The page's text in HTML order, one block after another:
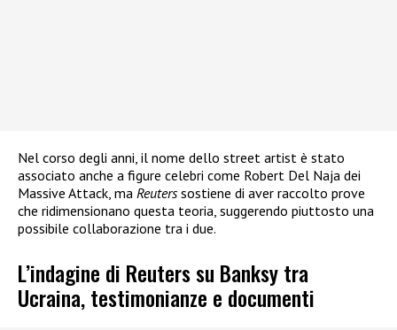
Nel corso degli anni, il nome dello street artist è stato
associato anche a figure celebri come Robert Del Naja dei
Massive Attack, ma Reuterssostiene di aver raccolto prove
che ridimensionano questa teoria, suggerendo piuttosto una
possibile collaborazione tra i due.
L’indagine di Reuters su Banksy tra
Ucraina, testimonianze e documenti